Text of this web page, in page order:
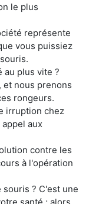
le plus
représente
vous puissiez
au plus vite ?
et nous prenons
rongeurs.
irruption chez
aux
contre les
à l'opération
? C'est une
santé ; alors